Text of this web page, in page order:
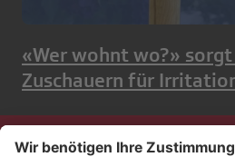
«Wer wohnt wo?»
Zuschauern für